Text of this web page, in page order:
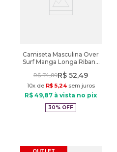
Camiseta Masculina Over
Surf Manga Longa Ribana
R$ 74,89R$ 52,49
10x de R$ 5,24sem juros
R$ 49,87 à vista no pix
30% OFF